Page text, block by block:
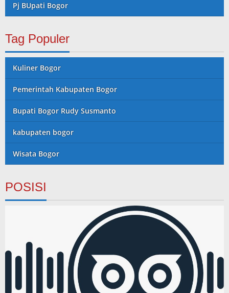
Pj BUpati Bogor
Tag Populer
Kuliner Bogor
Pemerintah Kabupaten Bogor
Bupati Bogor Rudy Susmanto
kabupaten bogor
Wisata Bogor
POSISI